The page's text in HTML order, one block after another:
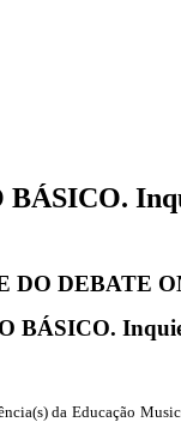
DEBATE
da Educação